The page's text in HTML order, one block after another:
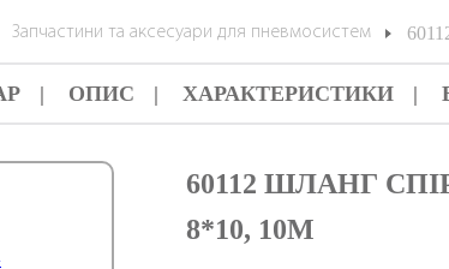
Запчастини та аксесуари для пневмосистем
ОПИС ХАРАКТЕРИСТИКИ
60112 ШЛАНГ
8*10, 10М